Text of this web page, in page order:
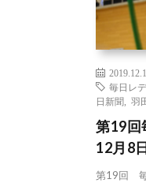
毎日レ
日新聞
羽
第19回
12月8日
第19回 毎